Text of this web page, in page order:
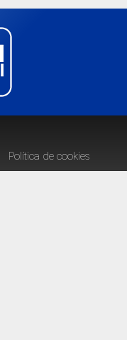
Política de cookies